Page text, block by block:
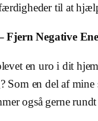
til at
Fjern Negative
en uro i dit
Som en del af
også gerne